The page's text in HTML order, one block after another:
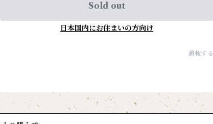
Sold out
日本国内にお住まいの方向け
通報する